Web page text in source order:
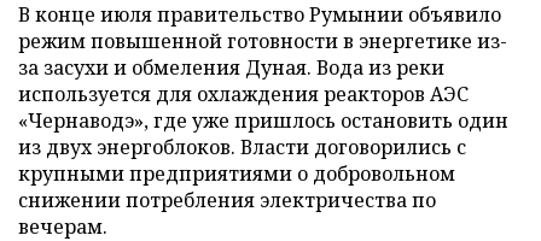
В конце июля правительство Румынии объявило
режим повышенной готовности в энергетике из-
за засухи и обмеления Дуная. Вода из реки
используется для охлаждения реакторов АЭС
«Чернаводэ», где уже пришлось остановить один
из двух энергоблоков. Власти договорились с
крупными предприятиями о добровольном
снижении потребления электричества по
вечерам.